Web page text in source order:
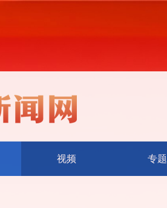
视频 专题